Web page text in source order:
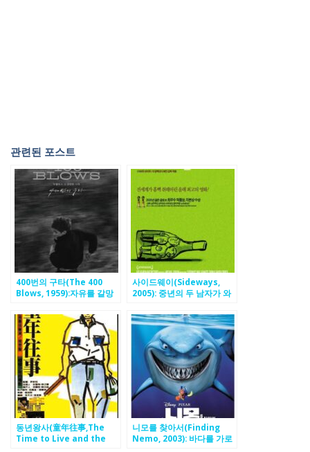
관련된 포스트
400번의 구타(The 400
Blows, 1959):자유를 갈망
사회와 가정 속 방황을 그린
누벨바그 명작
사이드웨이(Sideways,
2005): 중년의 두 남자가 와
맛을 마주하는 이야기
동년왕사(童年往事,The
Time to Live and the
니모를 찾아서(Finding
Nemo, 2003): 바다를 가로